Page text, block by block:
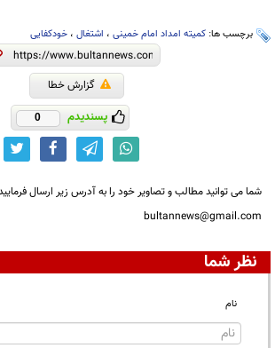
برچسب ها: کمیته امداد امام خمینی ، اشتغال ، خودکفایی
گزارش خطا
پسندیدم 0
شما می توانید مطالب و تصاویر خود را به آدرس زیر ارسال
bultannews@gmail.com
نظر شما
نام